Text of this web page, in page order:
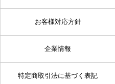
お客様対応方針
企業情報
特定商取引法に基づく表記